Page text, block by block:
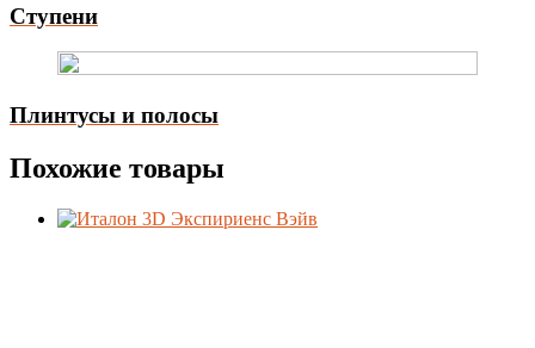
Ступени
Плинтусы и полосы
Похожие товары